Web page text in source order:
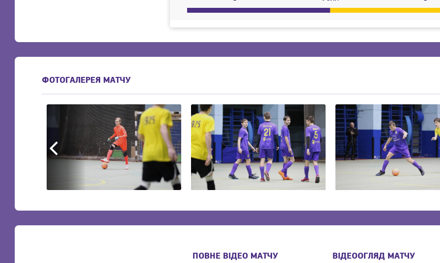
ФОТОГАЛЕРЕЯ МАТЧУ
ПОВНЕ ВІДЕО МАТЧУ ВІДЕООГЛЯД МАТЧУ